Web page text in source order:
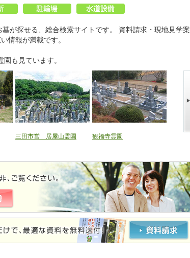
が探せる、総合検索サイトです。 資料請求・現地見学案
情報が満載です。
も見ています。
三田市営 居屋山霊園 観福寺霊園